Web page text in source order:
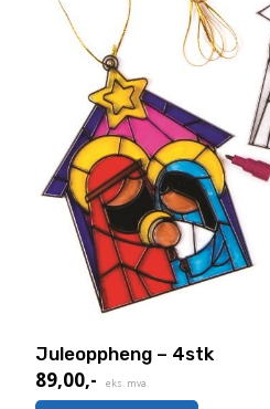
Juleoppheng – 4stk
89,00,- eks. mva.